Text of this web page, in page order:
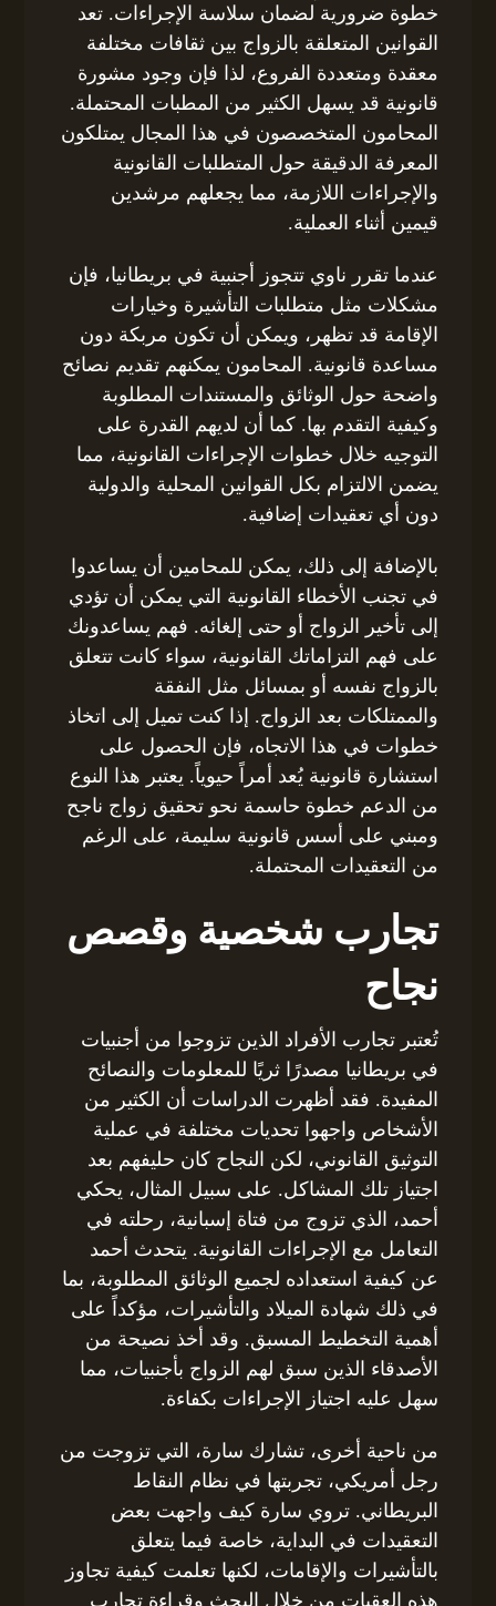
خطوة ضرورية لضمان سلاسة الإجراءات. تعد
القوانين المتعلقة بالزواج بين ثقافات مختلفة
معقدة ومتعددة الفروع، لذا فإن وجود مشورة
قانونية قد يسهل الكثير من المطبات المحتملة.
المحامون المتخصصون في هذا المجال يمتلكون
المعرفة الدقيقة حول المتطلبات القانونية
والإجراءات اللازمة، مما يجعلهم مرشدين
قيمين أثناء العملية.
عندما تقرر ناوي تتجوز أجنبية في بريطانيا، فإن
مشكلات مثل متطلبات التأشيرة وخيارات
الإقامة قد تظهر، ويمكن أن تكون مربكة دون
مساعدة قانونية. المحامون يمكنهم تقديم نصائح
واضحة حول الوثائق والمستندات المطلوبة
وكيفية التقدم بها. كما أن لديهم القدرة على
التوجيه خلال خطوات الإجراءات القانونية، مما
يضمن الالتزام بكل القوانين المحلية والدولية
دون أي تعقيدات إضافية.
بالإضافة إلى ذلك، يمكن للمحامين أن يساعدوا
في تجنب الأخطاء القانونية التي يمكن أن تؤدي
إلى تأخير الزواج أو حتى إلغائه. فهم يساعدونك
على فهم التزاماتك القانونية، سواء كانت تتعلق
بالزواج نفسه أو بمسائل مثل النفقة
والممتلكات بعد الزواج. إذا كنت تميل إلى اتخاذ
خطوات في هذا الاتجاه، فإن الحصول على
استشارة قانونية يُعد أمراً حيوياً. يعتبر هذا النوع
من الدعم خطوة حاسمة نحو تحقيق زواج ناجح
ومبني على أسس قانونية سليمة، على الرغم
من التعقيدات المحتملة.
تجارب شخصية وقصص
نجاح
تُعتبر تجارب الأفراد الذين تزوجوا من أجنبيات
في بريطانيا مصدرًا ثريًا للمعلومات والنصائح
المفيدة. فقد أظهرت الدراسات أن الكثير من
الأشخاص واجهوا تحديات مختلفة في عملية
التوثيق القانوني، لكن النجاح كان حليفهم بعد
اجتياز تلك المشاكل. على سبيل المثال، يحكي
أحمد، الذي تزوج من فتاة إسبانية، رحلته في
التعامل مع الإجراءات القانونية. يتحدث أحمد
عن كيفية استعداده لجميع الوثائق المطلوبة، بما
في ذلك شهادة الميلاد والتأشيرات، مؤكداً على
أهمية التخطيط المسبق. وقد أخذ نصيحة من
الأصدقاء الذين سبق لهم الزواج بأجنبيات، مما
سهل عليه اجتياز الإجراءات بكفاءة.
من ناحية أخرى، تشارك سارة، التي تزوجت من
رجل أمريكي، تجربتها في نظام النقاط
البريطاني. تروي سارة كيف واجهت بعض
التعقيدات في البداية، خاصة فيما يتعلق
بالتأشيرات والإقامات، لكنها تعلمت كيفية تجاوز
هذه العقبات من خلال البحث وقراءة تجارب